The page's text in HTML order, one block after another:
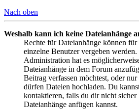
Nach oben
Weshalb kann ich keine Dateianhänge
Rechte für Dateianhänge können
einzelne Benutzer vergeben
Administration hat es
Dateianhänge in dem Forum
Beitrag verfassen möchtest, oder
dürfen Dateien hochladen. Du
kontaktieren, falls du dir nicht
Dateianhänge anfügen kannst.